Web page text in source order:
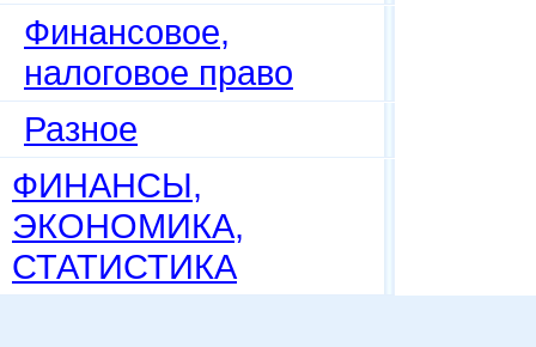
Финансовое,
налоговое право
Разное
ФИНАНСЫ,
ЭКОНОМИКА,
СТАТИСТИКА